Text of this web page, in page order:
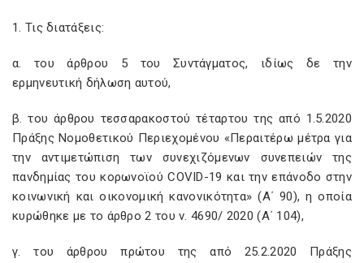
1. Τις διατάξεις:
α. του άρθρου 5 του Συντάγματος, ιδίως δε την
ερμηνευτική δήλωση αυτού,
β. του άρθρου τεσσαρακοστού τέταρτου της από 1.5.2020
Πράξης Νομοθετικού Περιεχομένου «Περαιτέρω μέτρα για
την αντιμετώπιση των συνεχιζόμενων συνεπειών της
πανδημίας του κορωνοϊού COVID-19 και την επάνοδο στην
κοινωνική και οικονομική κανονικότητα» (Α΄ 90), η οποία
κυρώθηκε με το άρθρο 2 του ν. 4690/ 2020 (Α΄ 104),
γ. του άρθρου πρώτου της από 25.2.2020 Πράξης